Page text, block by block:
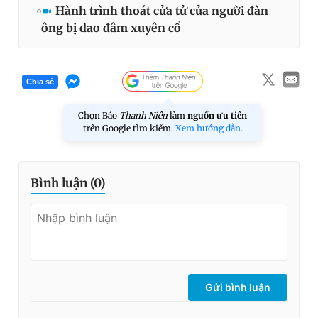
Hành trình thoát cửa tử của người đàn
ông bị dao đâm xuyên cổ
Chia sẻ
Chọn Báo Thanh Niên làm nguồn ưu tiên
trên Google tìm kiếm. Xem hướng dẫn.
Bình luận (0)
Gửi bình luận